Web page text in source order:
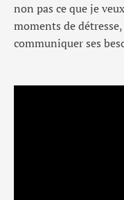
non pas ce que je
moments de
communiquer ses